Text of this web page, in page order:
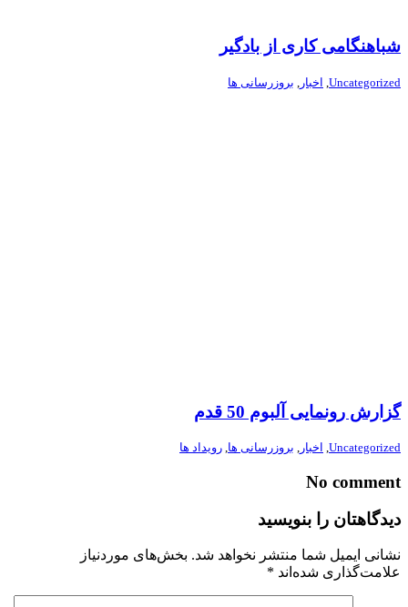
شباهنگامی کاری از بادگیر
Uncategorized اخبار بروزرسانی ها
گزارش رونمایی آلبوم 50 قدم
Uncategorized
, اخبار , بروزرسانی ها, رویداد ها
No comment
دیدگاهتان را بنویسید
نشانی ایمیل شما منتشر نخواهد شد. بخش‌های موردنیاز
علامت‌گذاری شده‌اند *